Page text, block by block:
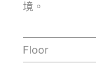
境。
Floor